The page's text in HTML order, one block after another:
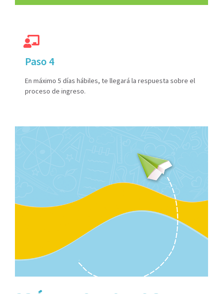
Paso 4
En máximo 5 días hábiles, te llegará la respuesta sobre el
proceso de ingreso.